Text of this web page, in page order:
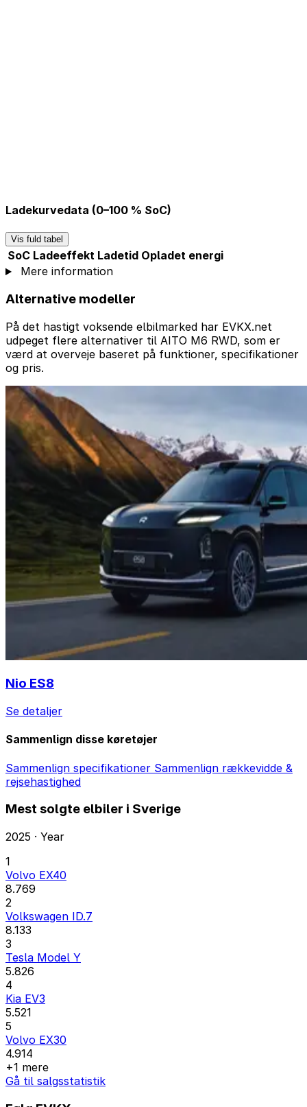
Ladekurvedata (0–100 % SoC)
Vis fuld tabel
SoC Ladeeffekt Ladetid Opladet energi
Mere information
Alternative modeller
På det hastigt voksende elbilmarked har EVKX.net
udpeget flere alternativer til AITO M6 RWD, som er
værd at overveje baseret på funktioner, specifikationer
og pris.
Nio ES8
Se detaljer
Sammenlign disse køretøjer
Sammenlign specifikationer Sammenlign rækkevidde &
rejsehastighed
Mest solgte elbiler i Sverige
2025 · Year
1
Volvo EX40
8.769
2
Volkswagen ID.7
8.133
3
Tesla Model Y
5.826
4
Kia EV3
5.521
5
Volvo EX30
4.914
+1 mere
Gå til salgsstatistik